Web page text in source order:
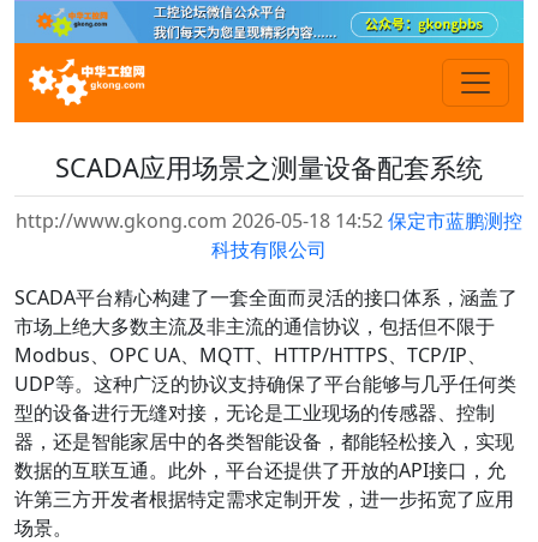
SCADA应用场景之测量设备配套系统
http://www.gkong.com 2026-05-18 14:52保定市蓝鹏测控
科技有限公司
SCADA平台精心构建了一套全面而灵活的接口体系，涵盖了
市场上绝大多数主流及非主流的通信协议，包括但不限于
Modbus、OPC UA、MQTT、HTTP/HTTPS、TCP/IP、
UDP等。这种广泛的协议支持确保了平台能够与几乎任何类
型的设备进行无缝对接，无论是工业现场的传感器、控制
器，还是智能家居中的各类智能设备，都能轻松接入，实现
数据的互联互通。此外，平台还提供了开放的API接口，允
许第三方开发者根据特定需求定制开发，进一步拓宽了应用
场景。